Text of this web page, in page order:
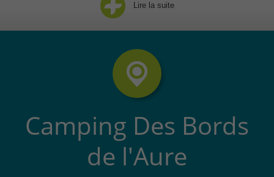
Lire la suite
Camping Des Bords
de l'Aure